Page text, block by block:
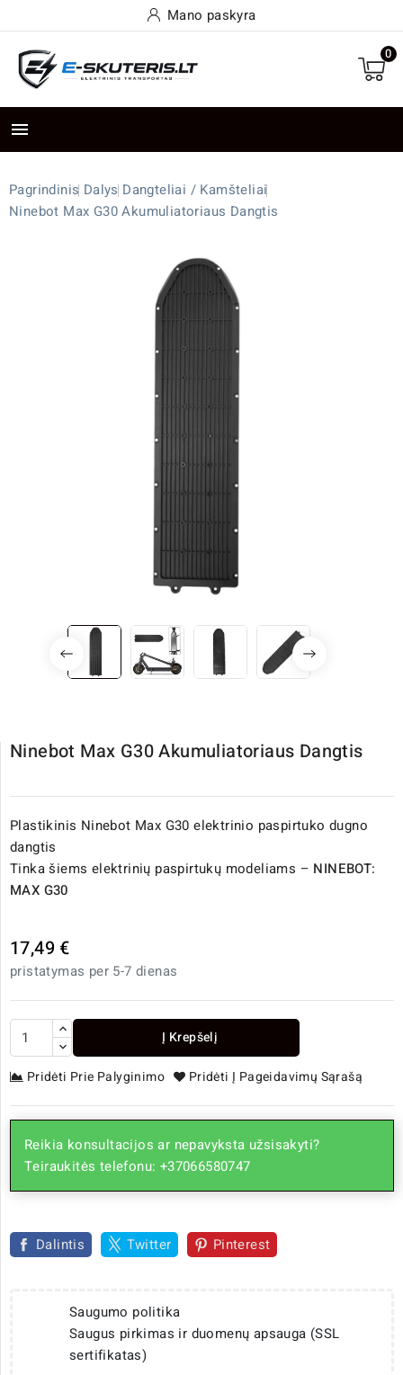
Mano paskyra
0

Pagrindinis Dalys Dangteliai / Kamšteliai
Ninebot Max G30 Akumuliatoriaus Dangtis
Ninebot Max G30 Akumuliatoriaus Dangtis
Plastikinis Ninebot Max G30 elektrinio paspirtuko dugno
dangtis
Tinka šiems elektrinių paspirtukų modeliams – NINEBOT:
MAX G30
17,49 €
pristatymas per 5-7 dienas
Į Krepšelį
Pridėti Prie Palyginimo Pridėti Į Pageidavimų Sąrašą
Reikia konsultacijos ar nepavyksta užsisakyti?
Teiraukitės telefonu: +37066580747
Dalintis Twitter Pinterest
Saugumo politika
Saugus pirkimas ir duomenų apsauga (SSL
sertifikatas)